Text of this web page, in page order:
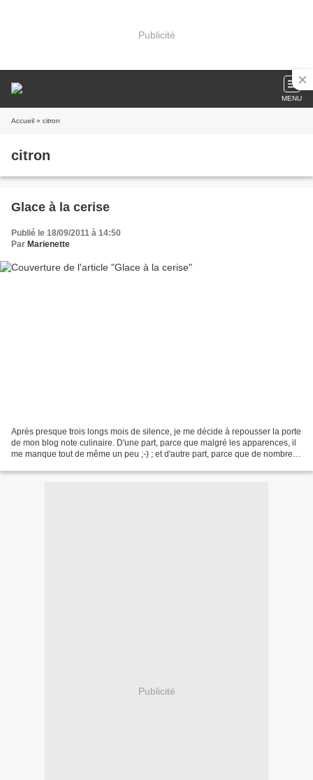
Publicité
MENU
Accueil » citron
citron
Glace à la cerise
Publié le 18/09/2011 à 14:50
Par Marienette
Après presque trois longs mois de silence, je me décide à repousser la porte
de mon blog note culinaire. D'une part, parce que malgré les apparences, il
me manque tout de même un peu ;-) ; et d'autre part, parce que de nombreux
Publicité